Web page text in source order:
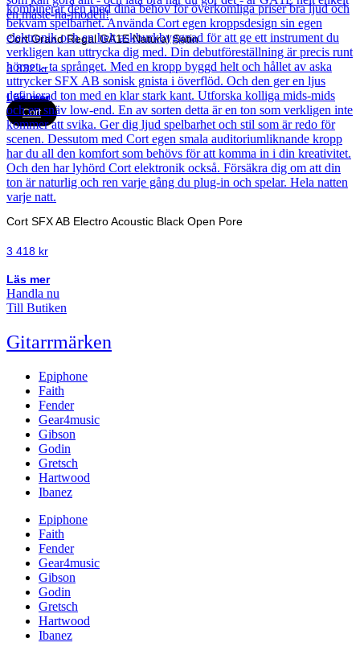
Cort Grand Regal GA1E Natural Satin
3 832kr
Läs mer
Cort
Cort SFX AB Electro Acoustic Black Open Pore
3 418 kr
Läs mer
Handla nu
Till Butiken
Gitarrmärken
Epiphone
Faith
Fender
Gear4music
Gibson
Godin
Gretsch
Hartwood
Ibanez
Epiphone
Faith
Fender
Gear4music
Gibson
Godin
Gretsch
Hartwood
Ibanez